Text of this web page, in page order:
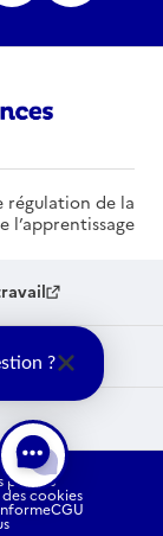
de la
publics
cookies
CGU
?